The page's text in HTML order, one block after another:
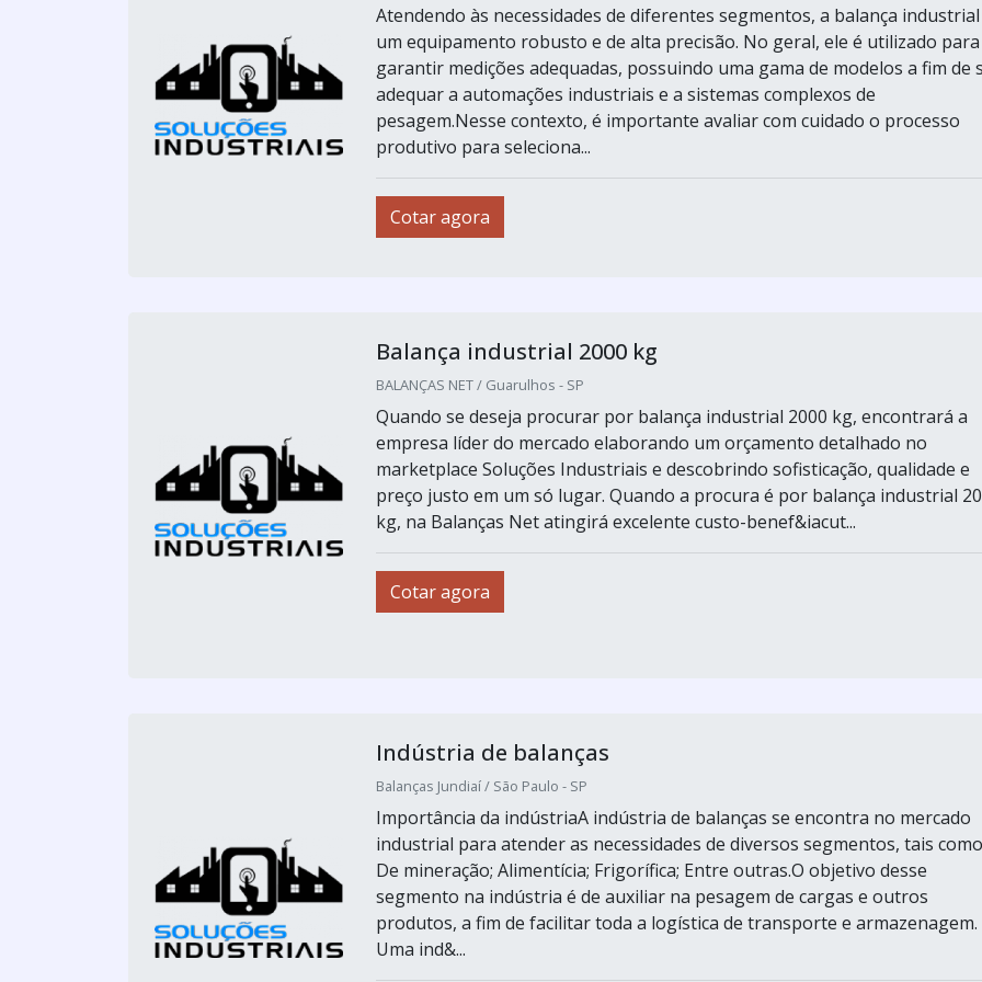
Atendendo às necessidades de diferentes segmentos, a balança
um equipamento robusto e de alta precisão. No geral, ele é utilizado para
garantir medições adequadas, possuindo uma gama de modelos a fim de
adequar a automações industriais e a sistemas complexos de
pesagem.Nesse contexto, é importante avaliar com cuidado o processo
produtivo para seleciona...
Cotar agora
Balança industrial 2000 kg
BALANÇAS NET / Guarulhos - SP
Quando se deseja procurar por balança industrial 2000 kg, encontrará a
empresa líder do mercado elaborando um orçamento detalhado no
marketplace Soluções Industriais e descobrindo sofisticação, qualidade e
preço justo em um só lugar. Quando a procura é por balança industrial
kg, na Balanças Net atingirá excelente custo-benef&iacut...
Cotar agora
Indústria de balanças
Balanças Jundiaí / São Paulo - SP
Importância da indústriaA indústria de balanças se encontra no mercado
industrial para atender as necessidades de diversos segmentos, tais
De mineração; Alimentícia; Frigorífica; Entre outras.O objetivo desse
segmento na indústria é de auxiliar na pesagem de cargas e outros
produtos, a fim de facilitar toda a logística de transporte e armazenagem.
Uma ind&...